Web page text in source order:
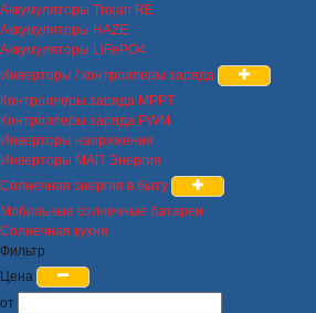
Аккумуляторы Trojan RE
Аккумуляторы HAZE
Аккумуляторы LiFePO4
Инверторы / контроллеры заряда
Контроллеры заряда MPPT
Контроллеры заряда PWM
Инверторы напряжения
Инверторы МАП Энергия
Солнечная энергия в быту
Мобильные солнечные батареи
Солнечная кухня
Фильтр
Цена
от